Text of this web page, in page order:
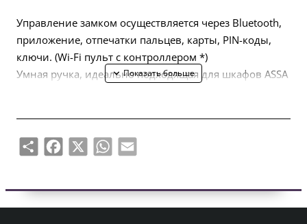
Управление замком осуществляется через Bluetooth,
приложение, отпечатки пальцев, карты, PIN-коды,
ключи. (Wi-Fi пульт с контроллером *)
Умная ручка, идеально подходящая для шкафов ASSA
С помощью приложения вы можете управлять
замком дистанционно из любого места.
несколькими дверными замками
Создание временного пароля с помощью различных
Share Facebook
X WhatsApp
Email